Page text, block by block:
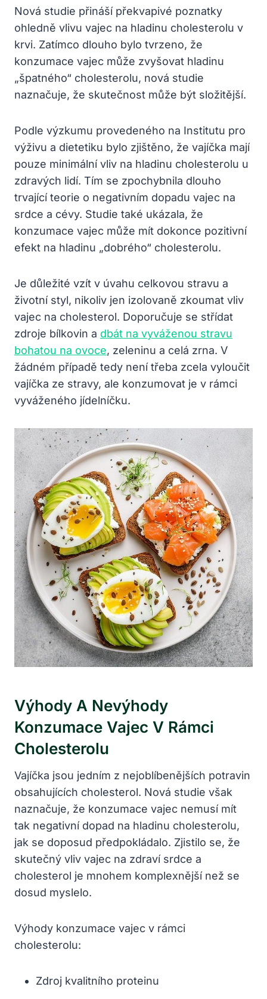
Nová studie přináší překvapivé poznatky
ohledně vlivu vajec na hladinu cholesterolu v
krvi. Zatímco dlouho bylo tvrzeno, že
konzumace vajec může zvyšovat hladinu
„špatného“ cholesterolu, nová studie
naznačuje, že skutečnost může být složitější.
Podle výzkumu provedeného na Institutu pro
výživu a dietetiku bylo zjištěno, že vajíčka mají
pouze minimální vliv na hladinu cholesterolu u
zdravých lidí. Tím se zpochybnila dlouho
trvající teorie o negativním dopadu vajec na
srdce a cévy. Studie také ukázala, že
konzumace vajec může mít dokonce pozitivní
efekt na hladinu „dobrého“ cholesterolu.
Je důležité vzít v úvahu celkovou stravu a
životní styl, nikoliv jen izolovaně zkoumat vliv
vajec na cholesterol. Doporučuje se střídat
zdroje bílkovin a dbát na vyváženou stravu
bohatou na ovoce, zeleninu a celá zrna. V
žádném případě tedy není třeba zcela vyloučit
vajíčka ze stravy, ale konzumovat je v rámci
vyváženého jídelníčku.
Výhody A Nevýhody
Konzumace Vajec V Rámci
Cholesterolu
Vajíčka jsou jedním z nejoblíbenějších potravin
obsahujících cholesterol. Nová studie však
naznačuje, že konzumace vajec nemusí mít
tak negativní dopad na hladinu cholesterolu,
jak se doposud předpokládalo. Zjistilo se, že
skutečný vliv vajec na zdraví srdce a
cholesterol je mnohem komplexnější než se
dosud myslelo.
Výhody konzumace vajec v rámci
cholesterolu:
Zdroj kvalitního proteinu